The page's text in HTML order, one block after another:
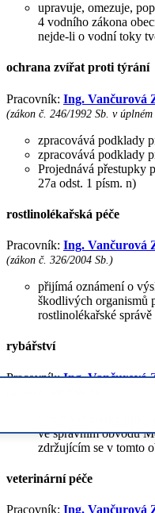
upravuje, omezuje,
4 vodního zákona
nejde-li o vodní toky
ochrana zvířat proti týrání
Pracovník: Ing. Vančurová
(zákon č. 246/1992 Sb. v
zpracovává podklady
zpracovává podklady
Projednává přestupky
27a odst. 1 písm. n)
rostlinolékařská péče
Pracovník: Ing. Vančurová
(zákon č. 326/2004 Sb.)
přijímá oznámení o
škodlivých organismů
rostlinolékařské
rybářství
Pracovník: Ing. Vančurová
ve správním obvodu
zdržujícím se v tomto
veterinární péče
Pracovník: Ing. Vančurová